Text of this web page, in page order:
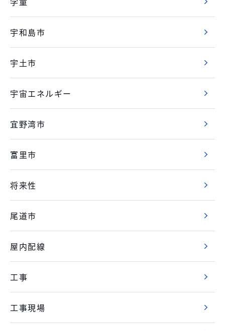
宇和島市
宇土市
宇宙エネルギー
宜野湾市
富里市
将来性
尾道市
屋内配線
工事
工事現場